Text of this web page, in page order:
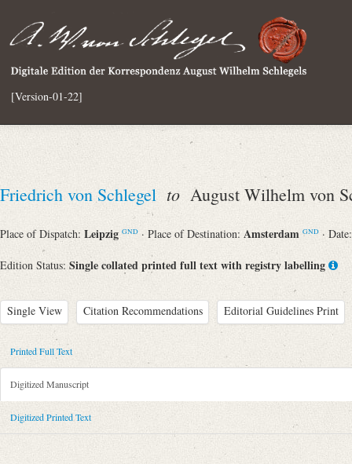
[Version-01-22]
Friedrich von Schlegel to August Wilhelm von
Place of Dispatch: Leipzig GND · Place of Destination: Amsterdam GND ·
Edition Status: Single collated printed full text with registry labelling
Single View Citation Recommendations Editorial Guidelines Print
Metadata Concerning Header
Sender: Friedrich von Schlegel
Recipient: August Wilhelm von Schlegel
Place of Dispatch: Leipzig
Place of Destination: Amsterdam
Printed Full Text
Digitized Manuscript
Digitized Printed Text